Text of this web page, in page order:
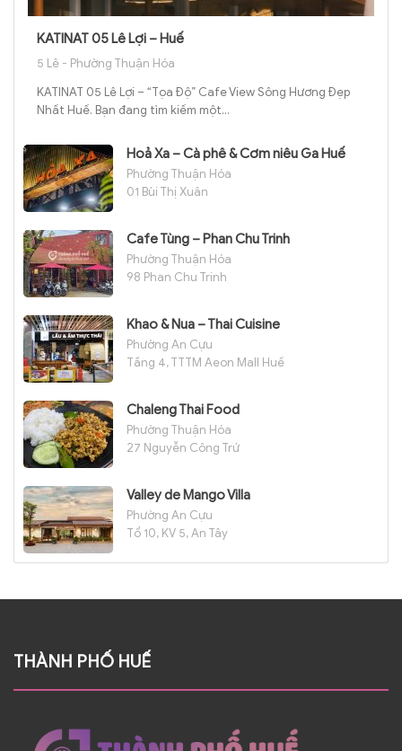
KATINAT 05 Lê Lợi – Huế
5 Lê - Phường Thuận Hóa
KATINAT 05 Lê Lợi – “Tọa Độ” Cafe View Sông Hương Đẹp
Nhất Huế. Bạn đang tìm kiếm một...
Hoả Xa – Cà phê & Cơm niêu Ga Huế
Phường Thuận Hóa
01 Bùi Thị Xuân
Cafe Tùng – Phan Chu Trinh
Phường Thuận Hóa
98 Phan Chu Trinh
Khao & Nua – Thai Cuisine
Phường An Cựu
Tầng 4, TTTM Aeon Mall Huế
Chaleng Thai Food
Phường Thuận Hóa
27 Nguyễn Công Trứ
Valley de Mango Villa
Phường An Cựu
Tổ 10, KV 5, An Tây
THÀNH PHỐ HUẾ